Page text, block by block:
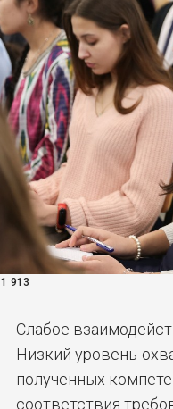
1 913
Слабое
Низкий уровень
полученных
соответствия